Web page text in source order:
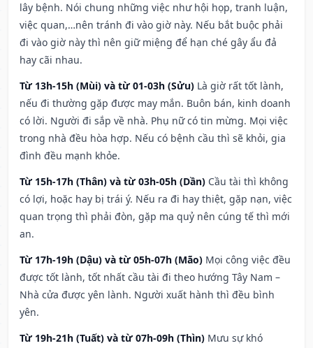
lây bệnh. Nói chung những việc như hội họp, tranh luận,
việc quan,…nên tránh đi vào giờ này. Nếu bắt buộc phải
đi vào giờ này thì nên giữ miệng để hạn ché gây ẩu đả
hay cãi nhau.
Từ 13h-15h (Mùi) và từ 01-03h (Sửu) Là giờ rất tốt lành,
nếu đi thường gặp được may mắn. Buôn bán, kinh doanh
có lời. Người đi sắp về nhà. Phụ nữ có tin mừng. Mọi việc
trong nhà đều hòa hợp. Nếu có bệnh cầu thì sẽ khỏi, gia
đình đều mạnh khỏe.
Từ 15h-17h (Thân) và từ 03h-05h (Dần) Cầu tài thì không
có lợi, hoặc hay bị trái ý. Nếu ra đi hay thiệt, gặp nạn, việc
quan trọng thì phải đòn, gặp ma quỷ nên cúng tế thì mới
an.
Từ 17h-19h (Dậu) và từ 05h-07h (Mão) Mọi công việc đều
được tốt lành, tốt nhất cầu tài đi theo hướng Tây Nam –
Nhà cửa được yên lành. Người xuất hành thì đều bình
yên.
Từ 19h-21h (Tuất) và từ 07h-09h (Thìn) Mưu sự khó